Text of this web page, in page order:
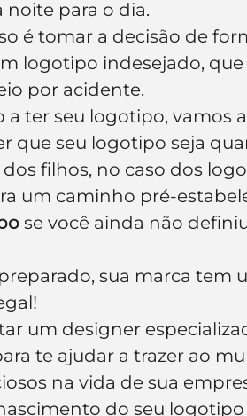
para o dia.
é tomar a decisão de
logotipo indesejado,
por acidente.
a ter seu logotipo, vamos
que seu logotipo seja
filhos, no caso dos
um caminho pré-
se você ainda não
sua marca tem
um designer
te ajudar a trazer ao
na vida de sua
do seu